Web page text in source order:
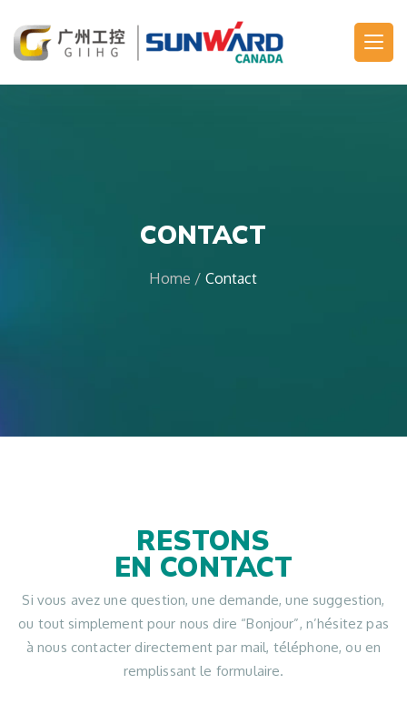
Main Navigation
CONTACT
Home / Contact
RESTONS
EN CONTACT
Si vous avez une question, une demande, une suggestion,
ou tout simplement pour nous dire “Bonjour”, n’hésitez pas
à nous contacter directement par mail, téléphone, ou en
remplissant le formulaire.